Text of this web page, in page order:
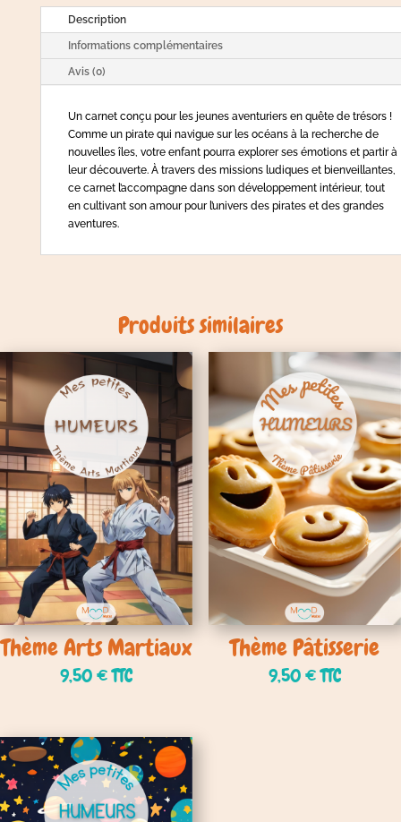
Description
Informations complémentaires
Avis (0)
Un carnet conçu pour les jeunes aventuriers en quête de trésors !
Comme un pirate qui navigue sur les océans à la recherche de
nouvelles îles, votre enfant pourra explorer ses émotions et partir à
leur découverte. À travers des missions ludiques et bienveillantes,
ce carnet l’accompagne dans son développement intérieur, tout
en cultivant son amour pour l’univers des pirates et des grandes
aventures.
Produits similaires
Thème Arts Martiaux
9,50€TTC
Thème Pâtisserie
9,50€TTC